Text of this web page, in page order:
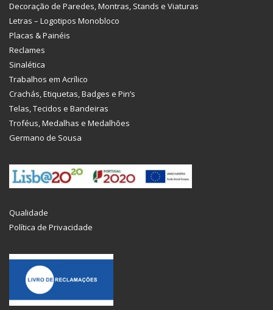
Decoração de Paredes, Montras, Stands e Viaturas
Letras – Logotipos Monobloco
Placas & Painéis
Reclames
Sinalética
Trabalhos em Acrílico
Crachás, Etiquetas, Badges e Pin’s
Telas, Tecidos e Bandeiras
Troféus, Medalhas e Medalhões
Germano de Sousa
Qualidade
Política de Privacidade